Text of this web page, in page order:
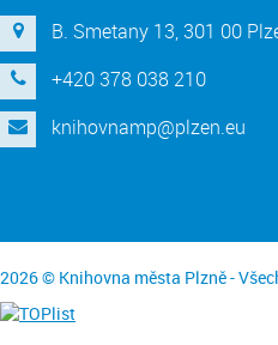
B. Smetany 13, 301 00
+420 378 038 210
knihovnamp@plzen.eu
2026 © Knihovna města Plzně -